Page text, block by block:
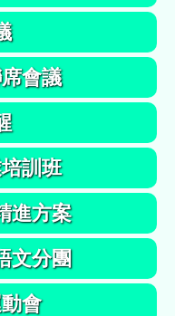
會議
訓班
進方案
文分團
會